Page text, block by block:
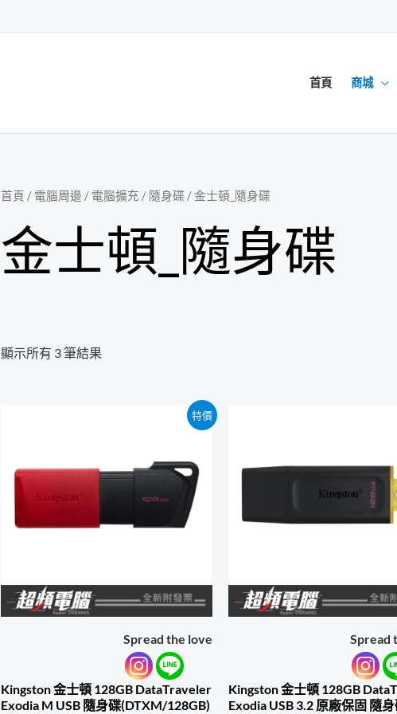
首頁 商城
首頁 / 電腦周邊 / 電腦擴充 / 隨身碟 / 金士頓_隨身碟
金士頓_隨身碟
顯示所有 3 筆結果
特價
Spread the love
Kingston 金士頓 128GB DataTraveler
Exodia M USB 隨身碟(DTXM/128GB)
Spread
Kingston 金士頓 128GB
Exodia USB 3.2 原廠保固 隨